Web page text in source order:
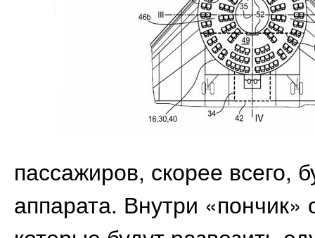
пассажиров, скорее всего,
аппарата. Внутри